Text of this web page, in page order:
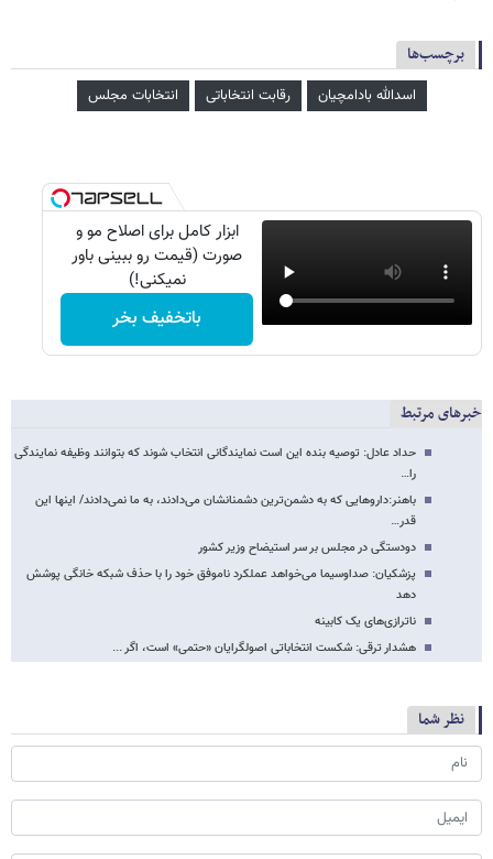
برچسب‌ها
اسدالله بادامچیان رقابت انتخاباتی انتخابات مجلس
ابزار کامل برای اصلاح مو و
صورت (قیمت رو ببینی باور
نمیکنی!)
باتخفیف بخر
خبرهای مرتبط
حداد عادل: توصیه بنده این است نمایندگانی انتخاب شوند که بتوانند وظیفه نمایندگی
را…
باهنر:داروهایی که به دشمن‌ترین دشمنانشان می‌دادند، به ما نمی‌دادند/ اینها این
قدر…
دودستگی در مجلس بر سر استیضاح وزیر کشور
پزشکیان: صداوسیما می‌خواهد عملکرد ناموفق خود را با حذف شبکه خانگی پوشش
دهد
ناترازی‌های یک کابینه
هشدار ترقی: شکست انتخاباتی اصولگرایان «حتمی» است، اگر ...
نظر شما